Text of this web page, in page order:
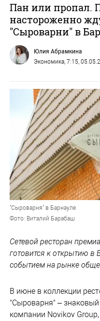
Пан или пропал.
настороженно
"Сыроварни" в
Юлия Абрамкина
Экономика , 7:15,
"Сыроварня" в Барнауле
Фото: Виталий Барабаш
Сетевой ресторан
готовится к открытию в
событием на рынке
В июне в коллекции
"Сыроварня" – знаковый
компании Novikov